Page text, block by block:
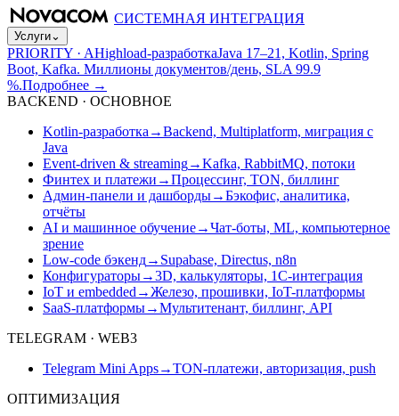
СИСТЕМНАЯ ИНТЕГРАЦИЯ
Услуги⌄
PRIORITY · AHighload-разработкаJava 17–21, Kotlin, Spring
Boot, Kafka. Миллионы документов/день, SLA 99.9
%.Подробнее →
BACKEND · ОСНОВНОЕ
Kotlin-разработка →Backend, Multiplatform, миграция с
Java
Event-driven & streaming→Kafka, RabbitMQ, потоки
Финтех и платежи →Процессинг, TON, биллинг
Админ-панели и дашборды→Бэкофис, аналитика,
отчёты
AI и машинное обучение→Чат-боты, ML, компьютерное
зрение
Low-code бэкенд→ Supabase, Directus, n8n
Конфигураторы→3D, калькуляторы, 1С-интеграция
IoT и embedded →Железо, прошивки, IoT-платформы
SaaS-платформы→Мультитенант, биллинг, API
TELEGRAM · WEB3
Telegram Mini Apps→TON-платежи, авторизация, push
ОПТИМИЗАЦИЯ